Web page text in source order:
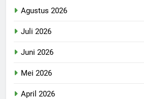
Agustus 2026
Juli 2026
Juni 2026
Mei 2026
April 2026